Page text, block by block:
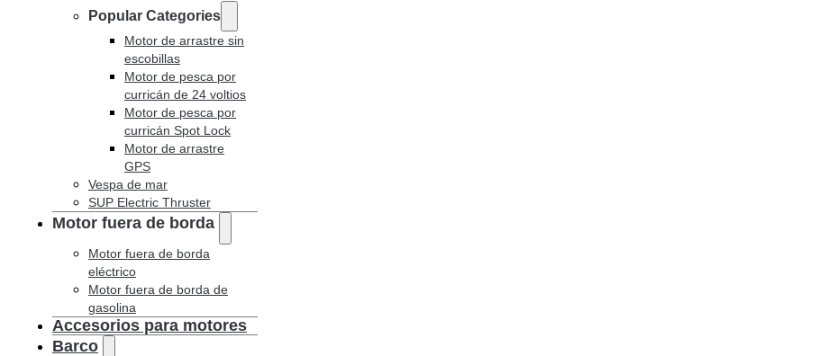
Popular Categories
Motor de arrastre sin
escobillas
Motor de pesca por
curricán de 24 voltios
Motor de pesca por
curricán Spot Lock
Motor de arrastre
GPS
Vespa de mar
SUP Electric Thruster
Motor fuera de borda
Motor fuera de borda
eléctrico
Motor fuera de borda de
gasolina
Accesorios para motores
Barco